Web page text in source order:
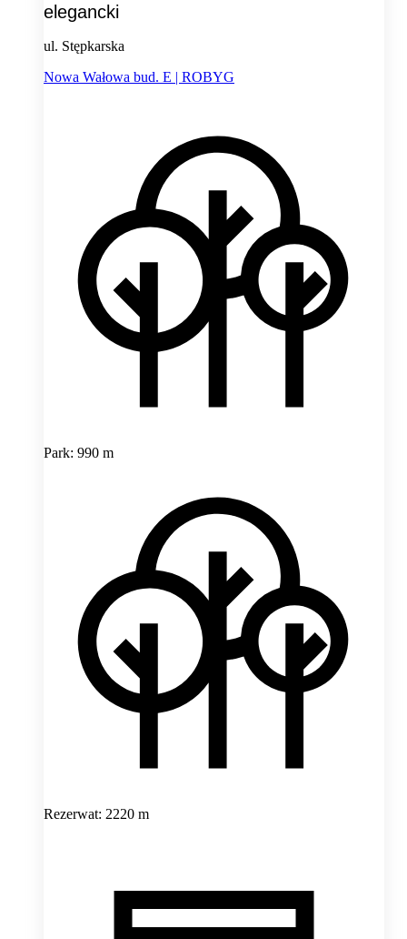
elegancki
ul. Stępkarska
Nowa Wałowa bud. E | ROBYG
Park: 990 m
Rezerwat: 2220 m